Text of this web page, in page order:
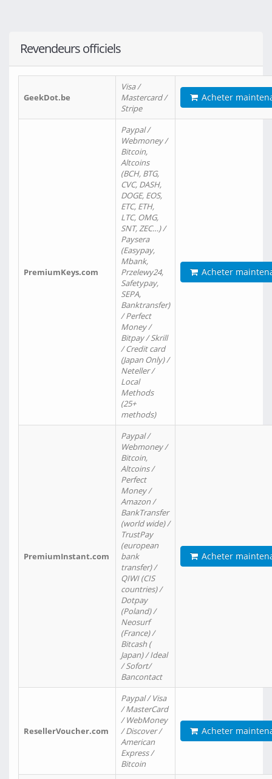
Revendeurs officiels
GeekDot.be
Visa /
Mastercard /
Stripe
Acheter
PremiumKeys.com
Paypal /
Webmoney /
Bitcoin,
Altcoins
(BCH, BTG,
CVC, DASH,
DOGE, EOS,
ETC, ETH,
LTC, OMG,
SNT, ZEC…) /
Paysera
(Easypay,
Mbank,
Przelewy24,
Safetypay,
SEPA,
Banktransfer)
/ Perfect
Money /
Bitpay / Skrill
/ Credit card
(Japan Only) /
Neteller /
Local
Methods
(25+
methods)
Acheter
PremiumInstant.com
Paypal /
Webmoney /
Bitcoin,
Altcoins /
Perfect
Money /
Amazon /
BankTransfer
(world wide) /
TrustPay
(european
bank
transfer) /
QIWI (CIS
countries) /
Dotpay
(Poland) /
Neosurf
(France) /
Bitcash (
Japan) / Ideal
/ Sofort/
Bancontact
Acheter
ResellerVoucher.com
Paypal / Visa
/ MasterCard
/ WebMoney
/ Discover /
American
Express /
Bitcoin
Acheter